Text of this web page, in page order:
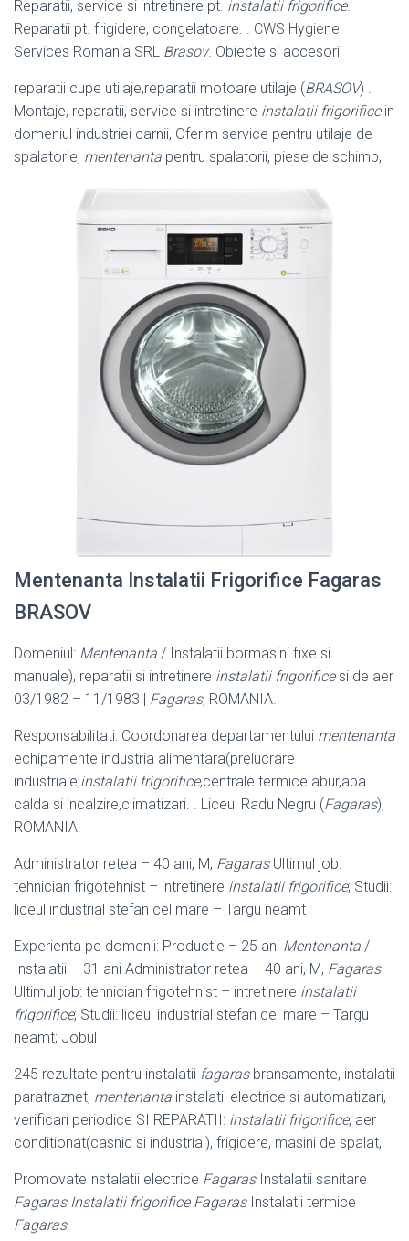
Reparatii, service si intretinere pt. instalatii frigorifice.
Reparatii pt. frigidere, congelatoare. . CWS Hygiene
Services Romania SRL Brasov. Obiecte si accesorii
reparatii cupe utilaje,reparatii motoare utilaje (BRASOV) .
Montaje, reparatii, service si intretinere instalatii frigorificein
domeniul industriei carnii, Oferim service pentru utilaje de
spalatorie, mentenanta pentru spalatorii, piese de schimb,
Mentenanta Instalatii Frigorifice Fagaras
BRASOV
Domeniul: Mentenanta / Instalatii bormasini fixe si
manuale), reparatii si intretinere instalatii frigorificesi de aer
03/1982 – 11/1983 | Fagaras, ROMANIA.
Responsabilitati: Coordonarea departamentului mentenanta
echipamente industria alimentara(prelucrare
industriale,instalatii frigorifice,centrale termice abur,apa
calda si incalzire,climatizari. . Liceul Radu Negru (Fagaras),
ROMANIA.
Administrator retea – 40 ani, M, FagarasUltimul job:
tehnician frigotehnist – intretinere instalatii frigorifice; Studii:
liceul industrial stefan cel mare – Targu neamt
Experienta pe domenii: Productie – 25 ani Mentenanta /
Instalatii – 31 ani Administrator retea – 40 ani, M, Fagaras
Ultimul job: tehnician frigotehnist – intretinere instalatii
frigorifice; Studii: liceul industrial stefan cel mare – Targu
neamt; Jobul
245 rezultate pentru instalatii fagarasbransamente, instalatii
paratraznet, mentenanta instalatii electrice si automatizari,
verificari periodice SI REPARATII: instalatii frigorifice, aer
conditionat(casnic si industrial), frigidere, masini de spalat,
PromovateInstalatii electrice FagarasInstalatii sanitare
Fagaras Instalatii frigorifice FagarasInstalatii termice
Fagaras.